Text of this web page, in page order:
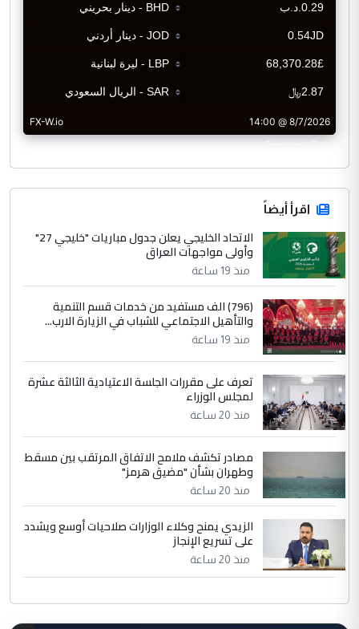
CurrencyRate
اقرأ أيضاً
الاتحاد الخليجي يعلن جدول مباريات "خليجي 27"
وأولى مواجهات العراق
منذ 19 ساعة
(796) الف مستفيد من خدمات قسم التنمية
والتأهيل الاجتماعي للشباب في الزيارة الارب...
منذ 19 ساعة
تعرف على مقررات الجلسة الاعتيادية الثالثة عشرة
لمجلس الوزراء
منذ 20 ساعة
مصادر تكشف ملامح الاتفاق المرتقب بين مسقط
وطهران بشأن "مضيق هرمز"
منذ 20 ساعة
الزيدي يمنح وكلاء الوزارات صلاحيات أوسع ويشدد
على تسريع الإنجاز
منذ 20 ساعة